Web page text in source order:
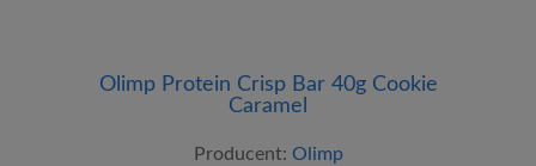
Olimp Protein Crisp Bar 40g Cookie
Caramel
Producent: Olimp